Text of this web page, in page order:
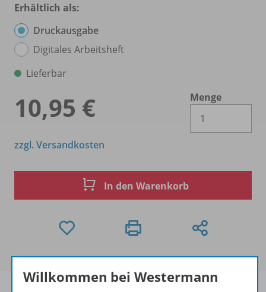
Erhältlich als:
Druckausgabe
Digitales Arbeitsheft
Lieferbar
10,95 €
Menge
zzgl. Versandkosten
In den Warenkorb
Willkommen bei Westermann